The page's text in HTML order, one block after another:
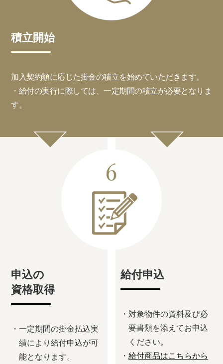
積立開始
加入契約額に応じた掛金の積立を始めていただきます。
・給付の実行に際しては、一定期間の積立が必要となりま
す。
申込の
資格取得
・一定期間の掛金払込実
績により給付申込が可
能となります。
給付申込
・対象物件の資料及び必
要書類を添えてお申込
ください。
・給付商品はこちらから